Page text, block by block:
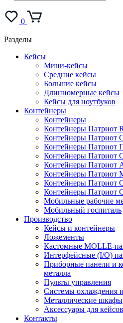
0
Разделы
Кейсы
Мини-кейсы
Средние кейсы
Большие кейсы
Длинномерные кейсы
Кейсы для ноутбуков
Контейнеры
Контейнеры
Контейнеры Патриот
Контейнеры Патриот
Контейнеры Патриот
Контейнеры Патриот
Контейнеры
Контейнеры
Контейнеры Патриот
Контейнеры
Мобильные рабочие
Мобильный госпиталь
Производство
Кейсы и контейнеры
Ложементы
Кастомные MOLLE-
Интерфейсные (I/O)
Приборные панели и
металла
Пульты управления
Системы охлаждения
Металлические шкафы
Аксессуары для кейсов
Контакты